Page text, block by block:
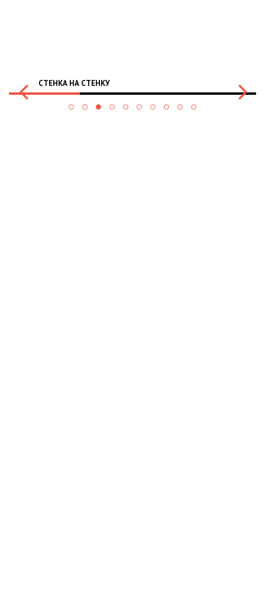
СТЕНКА НА СТЕНКУ